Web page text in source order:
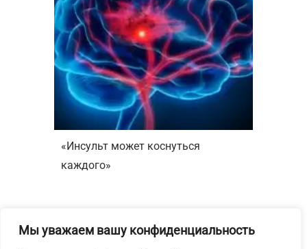
Мы уважаем вашу конфиденциальность
«Инсульт может коснуться
каждого»